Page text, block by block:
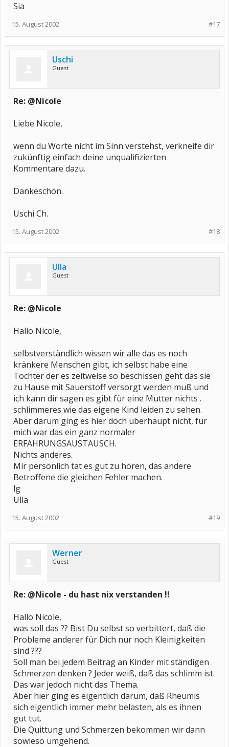
Sia
#17
15. August 2002
Uschi
Guest
Re: @Nicole
Liebe Nicole,
wenn du Worte nicht im Sinn verstehst, verkneife dir
zukünftig einfach deine unqualifizierten
Kommentare dazu.
Dankeschön.
Uschi Ch.
#18
15. August 2002
Ulla
Guest
Re: @Nicole
Hallo Nicole,
selbstverständlich wissen wir alle das es noch
kränkere Menschen gibt, ich selbst habe eine
Tochter der es zeitweise so beschissen geht das sie
zu Hause mit Sauerstoff versorgt werden muß und
ich kann dir sagen es gibt für eine Mutter nichts .
schlimmeres wie das eigene Kind leiden zu sehen.
Aber darum ging es hier doch überhaupt nicht, für
mich war das ein ganz normaler
ERFAHRUNGSAUSTAUSCH.
Nichts anderes.
Mir persönlich tat es gut zu hören, das andere
Betroffene die gleichen Fehler machen.
lg
Ulla
#19
15. August 2002
Werner
Guest
Re: @Nicole - du hast nix verstanden !!
Hallo Nicole,
was soll das ?? Bist Du selbst so verbittert, daß die
Probleme anderer für Dich nur noch Kleinigkeiten
sind ???
Soll man bei jedem Beitrag an Kinder mit ständigen
Schmerzen denken ? Jeder weiß, daß das schlimm ist.
Das war jedoch nicht das Thema.
Aber hier ging es eigentlich darum, daß Rheumis
sich eigentlich immer mehr belasten, als es ihnen
gut tut.
Die Quittung und Schmerzen bekommen wir dann
sowieso umgehend.